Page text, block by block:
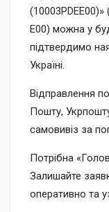
E00) можна у
підтвердимо
Україні.
Відправлення
Пошту,
самовивіз за
Потрібна
Залишайте
оперативно та